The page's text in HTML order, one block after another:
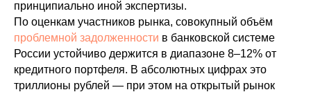
принципиально иной экспертизы.
По оценкам участников рынка, совокупный объём
проблемной задолженности в банковской системе
России устойчиво держится в диапазоне 8–12% от
кредитного портфеля. В абсолютных цифрах это
триллионы рублей — при этом на открытый рынок